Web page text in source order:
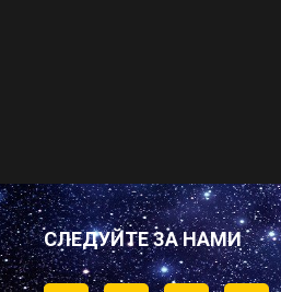
СЛЕДУЙТЕ ЗА НАМИ